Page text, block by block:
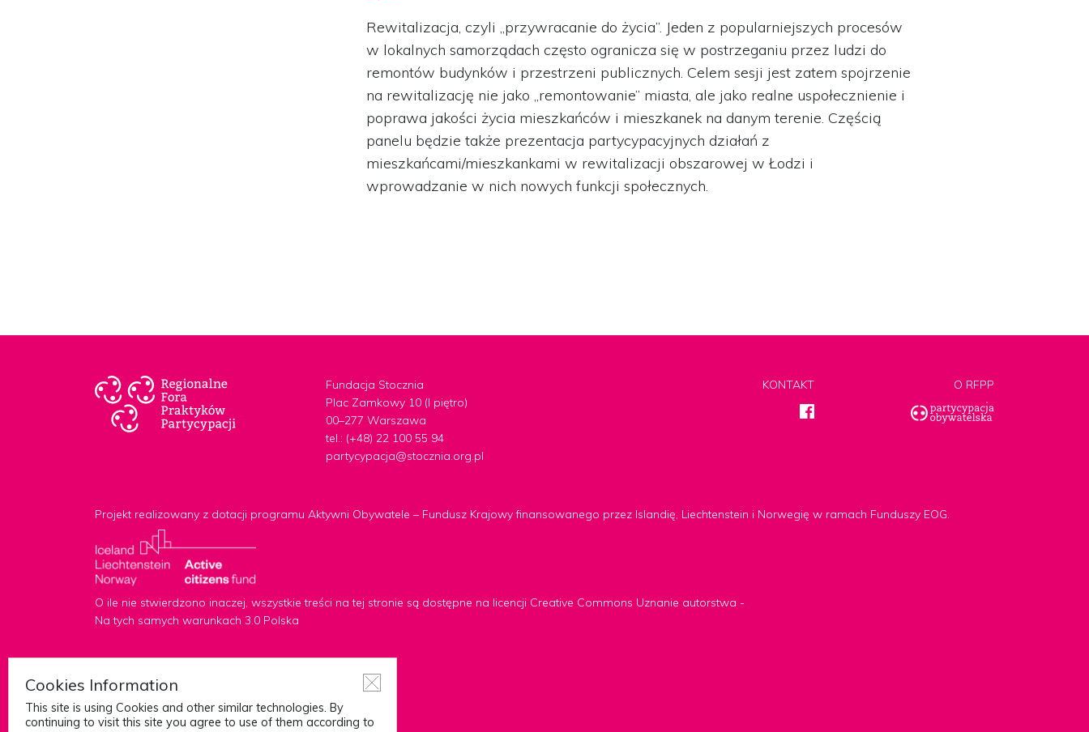
Rewitalizacja, czyli „przywracanie do życia”. Jeden z popularniejszych procesów
w lokalnych samorządach często ogranicza się w postrzeganiu przez ludzi do
remontów budynków i przestrzeni publicznych. Celem sesji jest zatem spojrzenie
na rewitalizację nie jako „remontowanie” miasta, ale jako realne uspołecznienie i
poprawa jakości życia mieszkańców i mieszkanek na danym terenie. Częścią
panelu będzie także prezentacja partycypacyjnych działań z
mieszkańcami/mieszkankami w rewitalizacji obszarowej w Łodzi i
wprowadzanie w nich nowych funkcji społecznych.
Fundacja Stocznia
Plac Zamkowy 10 (I piętro)
00–277 Warszawa
tel.: (+48) 22 100 55 94
partycypacja@stocznia.org.pl
KONTAKT O RFPP
Projekt realizowany z dotacji programu Aktywni Obywatele – Fundusz Krajowy finansowanego przez Islandię, Liechtenstein i Norwegię w ramach Funduszy EOG.
O ile nie stwierdzono inaczej, wszystkie treści na tej stronie są dostępne na licencji Creative Commons Uznanie autorstwa -
Na tych samych warunkach 3.0 Polska
design:
development:
Cookies Information
This site is using Cookies and other similar technologies. By
continuing to visit this site you agree to use of them according to